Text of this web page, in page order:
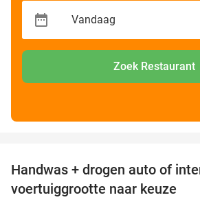
Zoek Restaurant
Handwas + drogen auto of
voertuiggrootte naar keuze